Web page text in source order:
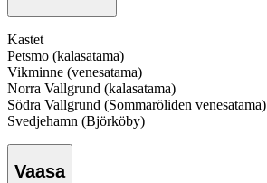
Kastet
Petsmo (kalasatama)
Vikminne (venesatama)
Norra Vallgrund (kalasatama)
Södra Vallgrund (Sommaröliden venesatama)
Svedjehamn (Björköby)
Vaasa